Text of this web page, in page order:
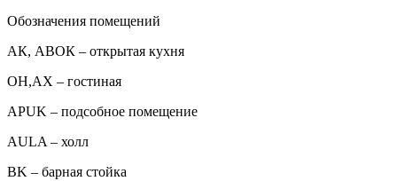
Обозначения помещений
АК, АВОК – открытая кухня
ОН,AX – гостиная
APUK – подсобное помещение
AULA – холл
BK – барная стойка